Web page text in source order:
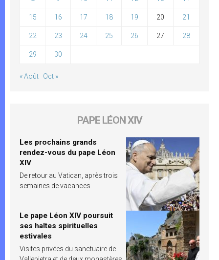
15 16 17 18 19 20 21
22 23 24 25 26 27 28
29 30
« Août Oct »
PAPE LÉON XIV
Les prochains grands
rendez-vous du pape Léon
XIV
De retour au Vatican, après trois
semaines de vacances
Le pape Léon XIV poursuit
ses haltes spirituelles
estivales
Visites privées du sanctuaire de